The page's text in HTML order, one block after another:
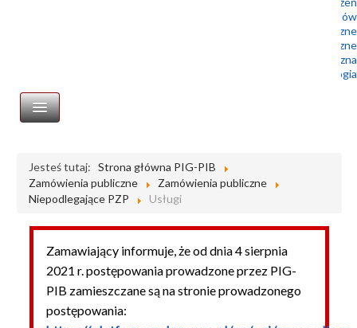
Geologia dla samorządów
Wydawnictwa geologiczne
Muzeum Geologiczne
Biblioteka geologiczna
Portal Geologia
Zamówienia publiczne
Profil nabywcy
Platforma zakupowa
Podlegające PZP
Usługi
Jesteś tutaj: Strona główna PIG-PIB
Zamówienia publiczne
Zamówienia publiczne
Niepodlegające PZP
Usługi
Zamawiający informuje, że od dnia 4 sierpnia
2021 r. postępowania prowadzone przez PIG-
PIB zamieszczane są na stronie prowadzonego
postępowania: